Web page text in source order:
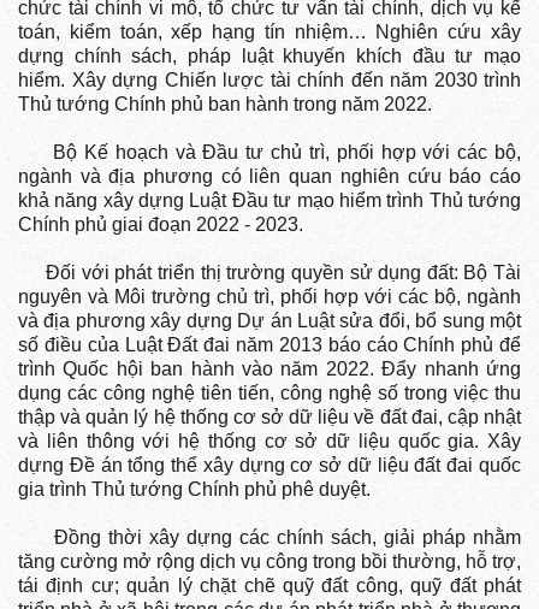
chức tài chính vi mô, tổ chức tư vấn tài chính, dịch vụ kế
toán, kiểm toán, xếp hạng tín nhiệm… Nghiên cứu xây
dựng chính sách, pháp luật khuyến khích đầu tư mạo
hiểm. Xây dựng Chiến lược tài chính đến năm 2030 trình
Thủ tướng Chính phủ ban hành trong năm 2022.
Bộ Kế hoạch và Đầu tư chủ trì, phối hợp với các bộ,
ngành và địa phương có liên quan nghiên cứu báo cáo
khả năng xây dựng Luật Đầu tư mạo hiểm trình Thủ tướng
Chính phủ giai đoạn 2022 - 2023.
Đối với phát triển thị trường quyền sử dụng đất: Bộ Tài
nguyên và Môi trường chủ trì, phối hợp với các bộ, ngành
và địa phương xây dựng Dự án Luật sửa đổi, bổ sung một
số điều của Luật Đất đai năm 2013 báo cáo Chính phủ để
trình Quốc hội ban hành vào năm 2022. Đẩy nhanh ứng
dụng các công nghệ tiên tiến, công nghệ số trong việc thu
thập và quản lý hệ thống cơ sở dữ liệu về đất đai, cập nhật
và liên thông với hệ thống cơ sở dữ liệu quốc gia. Xây
dựng Đề án tổng thể xây dựng cơ sở dữ liệu đất đai quốc
gia trình Thủ tướng Chính phủ phê duyệt.
Đồng thời xây dựng các chính sách, giải pháp nhằm
tăng cường mở rộng dịch vụ công trong bồi thường, hỗ trợ,
tái định cư; quản lý chặt chẽ quỹ đất công, quỹ đất phát